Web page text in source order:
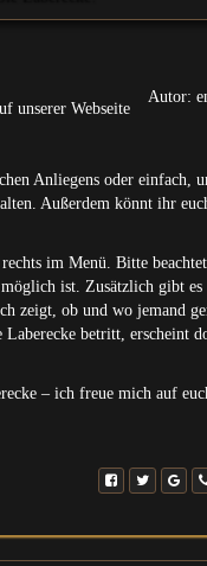
Autor:
unserer Webseite
Anliegens oder einfach,
Außerdem könnt ihr
im Menü. Bitte
ist. Zusätzlich gibt es
zeigt, ob und wo jemand
Laberecke betritt, erscheint
– ich freue mich auf